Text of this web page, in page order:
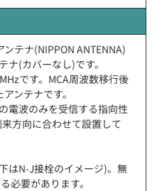
テナ(NIPPON ANTENNA)
ナ(カバーなし)です。
です。MCA周波数移行後
ンテナです。
電波のみを受信する指向性
方向に合わせて設置して
はN-J接栓のイメージ)。無
必要があります。